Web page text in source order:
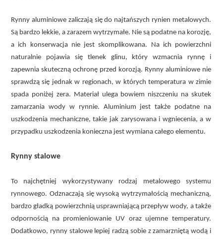
Rynny aluminiowe zaliczają się do najtańszych rynien metalowych.
Są bardzo lekkie, a zarazem wytrzymałe. Nie są podatne na korozję,
a ich konserwacja nie jest skomplikowana. Na ich powierzchni
naturalnie pojawia się tlenek glinu, który wzmacnia rynnę i
zapewnia skuteczną ochronę przed korozją. Rynny aluminiowe nie
sprawdzą się jednak w regionach, w których temperatura w zimie
spada poniżej zera. Materiał ulega bowiem niszczeniu na skutek
zamarzania wody w rynnie. Aluminium jest także podatne na
uszkodzenia mechaniczne, takie jak zarysowana i wgniecenia, a w
przypadku uszkodzenia konieczna jest wymiana całego elementu.
Rynny stalowe
To najchętniej wykorzystywany rodzaj metalowego systemu
rynnowego. Odznaczają się wysoką wytrzymałością mechaniczną,
bardzo gładką powierzchnią usprawniającą przepływ wody, a także
odpornością na promieniowanie UV oraz ujemne temperatury.
Dodatkowo, rynny stalowe lepiej radzą sobie z zamarzniętą wodą i